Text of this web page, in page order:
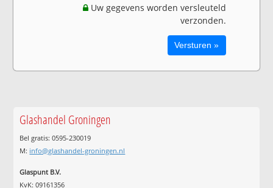
Uw gegevens worden versleuteld
verzonden.
Glashandel Groningen
Bel gratis: 0595-230019
M: info@glashandel-groningen.nl
Glaspunt B.V.
KvK: 09161356